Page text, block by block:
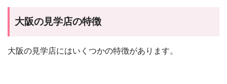
大阪の見学店の特徴
大阪の見学店にはいくつかの特徴があります。